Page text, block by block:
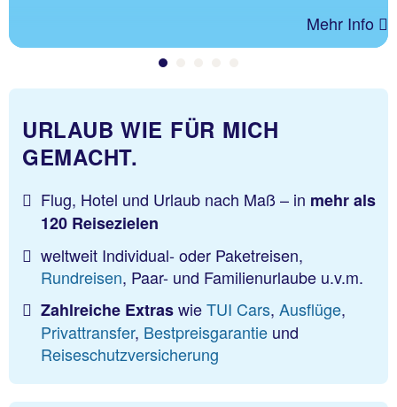
Mehr Info
URLAUB WIE FÜR MICH
GEMACHT.
Flug, Hotel und Urlaub nach Maß – in mehr als
120 Reisezielen
weltweit Individual- oder Paketreisen,
Rundreisen, Paar- und Familienurlaube u.v.m.
Zahlreiche ExtraswieTUI Cars, Ausflüge,
Privattransfer, Bestpreisgarantie und
Reiseschutzversicherung